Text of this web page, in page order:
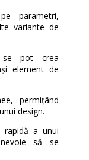
parametri,
variante de
se pot crea
element de
permițând
design.
rapidă a unui
să se